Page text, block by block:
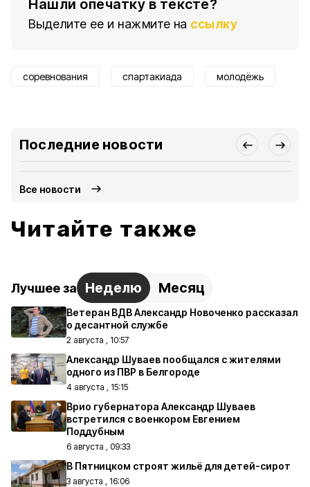
Нашли опечатку в тексте?
Выделите ее и нажмите на ссылку
соревнования спартакиада молодёжь
Последние новости
Все новости
Читайте также
Лучшее за Неделю Месяц
Ветеран ВДВ Александр Новоченко рассказал
о десантной службе
2 августа , 10:57
Александр Шуваев пообщался с жителями
одного из ПВР в Белгороде
4 августа , 15:15
Врио губернатора Александр Шуваев
встретился с военкором Евгением
Поддубным
6 августа , 09:33
В Пятницком строят жильё для детей-сирот
3 августа , 16:06